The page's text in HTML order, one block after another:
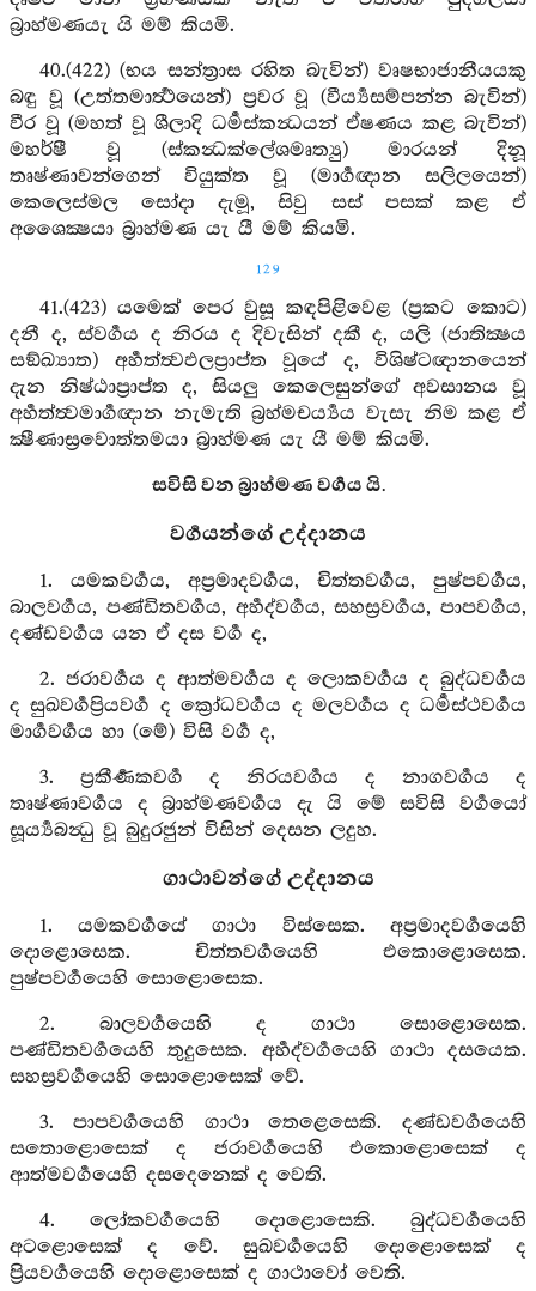
බ්‍රාහ්මණයැ යි මම් කියමි.
40.(422) (භය සන්ත්‍රාස රහිත බැවින්) වෘෂභාජානීයයකු
බඳු වූ (උත්තමාර්‍ත්‍ථයෙන්) ප්‍රවර වූ (වීර්‍ය්‍යසම්පන්න බැවින්)
වීර වූ (මහත් වූ ශීලාදි ධර්‍මස්කන්‍ධයන් ඒෂණය කළ බැවින්)
මහර්ෂී වූ (ස්කන්‍ධක්ලේශමෘත්‍යු) මාරයන් දිනූ
තෘෂ්ණාවන්ගෙන් වියුක්ත වූ (මාර්‍ගඥාන සලිලයෙන්)
කෙලෙස්මල සෝදා දැමූ, සිවු සස් පසක් කළ ඒ
අශෛක්‍ෂයා බ්‍රාහ්මණ යැ යී මම් කියමි.
129
41.(423) යමෙක් පෙර වුසූ කඳපිළිවෙළ (ප්‍රකට කොට)
දනී ද, ස්වර්‍ගය ද නිරය ද දිවැසින් දකී ද, යලි (ජාතික්‍ෂය
සඞ්ඛ්‍යාත) අර්‍හත්ත්‍වඵලප්‍රාප්ත වූයේ ද, විශිෂ්ටඥානයෙන්
දැන නිෂ්ඨාප්‍රාප්ත ද, සියලු කෙලෙසුන්ගේ අවසානය වූ
අර්‍හත්ත්‍වමාර්‍ගඥාන නැමැති බ්‍රහ්මචර්‍ය්‍යය වැසැ නිම කළ ඒ
ක්‍ෂීණාස්‍රවොත්තමයා බ්‍රාහ්මණ යැ යී මම් කියමි.
සවිසි වන බ්‍රාහ්මණ වර්‍ගය යි.
වර්‍ගයන්ගේ උද්දානය
1. යමකවර්‍ගය, අප්‍රමාදවර්‍ගය, චිත්තවර්‍ගය, පුෂ්පවර්‍ගය,
බාලවර්‍ගය, පණ්ඩිතවර්‍ගය, අර්‍හද්වර්‍ගය, සහස්‍රවර්‍ගය, පාපවර්‍ගය,
දණ්ඩවර්‍ගය යන ඒ දස වර්‍ග ද,
2. ජරාවර්‍ගය ද ආත්මවර්‍ගය ද ලොකවර්‍ගය ද බුද්ධවර්‍ගය
ද සුඛවර්‍ගප්‍රියවර්‍ග ද ක්‍රෝධවර්‍ගය ද මලවර්‍ගය ද ධර්‍මස්ථවර්‍ගය
මාර්‍ගවර්‍ගය හා (මේ) විසි වර්‍ග ද,
3. ප්‍රකීර්‍ණකවර්‍ග ද නිරයවර්‍ගය ද නාගවර්‍ගය ද
තෘෂ්ණාවර්‍ගය ද බ්‍රාහ්මණවර්‍ගය දැ යි මේ සවිසි වර්‍ගයෝ
සූර්‍ය්‍යබන්‍ධු වූ බුදුරජුන් විසින් දෙසන ලදුහ.
ගාථාවන්ගේ උද්දානය
1. යමකවර්‍ගයේ ගාථා විස්සෙක. අප්‍රමාදවර්‍ගයෙහි
දොළොසෙක. චිත්තවර්‍ගයෙහි එකොළොසෙක.
පුෂ්පවර්‍ගයෙහි සොළොසෙක.
2. බාලවර්‍ගයෙහි ද ගාථා සොළොසෙක.
පණ්ඩිතවර්‍ගයෙහි තුදුසෙක. අර්‍හද්වර්‍ගයෙහි ගාථා දසයෙක.
සහස්‍රවර්‍ගයෙහි සොළොසෙක් වේ.
3. පාපවර්‍ගයෙහි ගාථා තෙළෙසෙකි. දණ්ඩවර්‍ගයෙහි
සතොළොසෙක් ද ජරාවර්‍ගයෙහි එකොළොසෙක් ද
ආත්මවර්‍ගයෙහි දසදෙනෙක් ද වෙති.
4. ලෝකවර්‍ගයෙහි දොළොසෙකි. බුද්ධවර්‍ගයෙහි
අටළොසෙක් ද වේ. සුඛවර්‍ගයෙහි දොළොසෙක් ද
ප්‍රියවර්‍ගයෙහි දොළොසෙක් ද ගාථාවෝ වෙති.